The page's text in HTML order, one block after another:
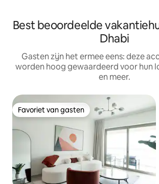
Best beoordeelde
Dhabi
Gasten zijn het ermee eens: deze
worden hoog gewaardeerd voor hun
en meer.
Favoriet van gasten
Favoriet van gasten